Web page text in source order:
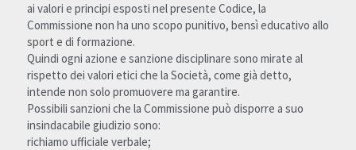
ai valori e principi esposti nel presente Codice, la
Commissione non ha uno scopo punitivo, bensì educativo allo
sport e di formazione.
Quindi ogni azione e sanzione disciplinare sono mirate al
rispetto dei valori etici che la Società, come già detto,
intende non solo promuovere ma garantire.
Possibili sanzioni che la Commissione può disporre a suo
insindacabile giudizio sono:
richiamo ufficiale verbale;